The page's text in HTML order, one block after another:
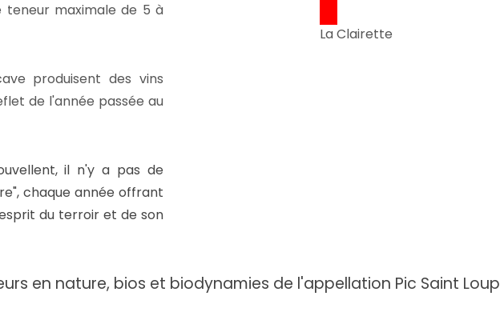
teneur maximale de 5 à
produisent des vins
de l'année passée au
il n'y a pas de
chaque année offrant
du terroir et de son
La Clairette
en nature, bios et biodynamies de l'appellation Pic Saint Loup